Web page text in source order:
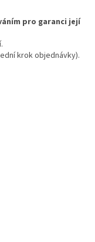
pro garanci její
krok objednávky).